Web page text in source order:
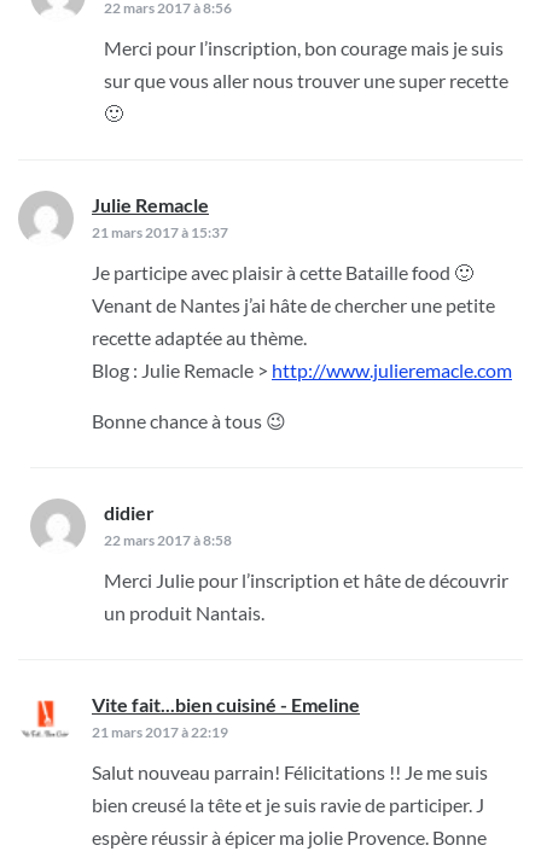
22 mars 2017 à 8:56
Merci pour l’inscription, bon courage mais je suis
sur que vous aller nous trouver une super recette
🙂
Julie Remacle
21 mars 2017 à 15:37
Je participe avec plaisir à cette Bataille food 🙂
Venant de Nantes j’ai hâte de chercher une petite
recette adaptée au thème.
Blog : Julie Remacle > http://www.julieremacle.com
Bonne chance à tous 😉
didier
22 mars 2017 à 8:58
Merci Julie pour l’inscription et hâte de découvrir
un produit Nantais.
Vite fait...bien cuisiné - Emeline
21 mars 2017 à 22:19
Salut nouveau parrain! Félicitations !! Je me suis
bien creusé la tête et je suis ravie de participer. J
espère réussir à épicer ma jolie Provence. Bonne